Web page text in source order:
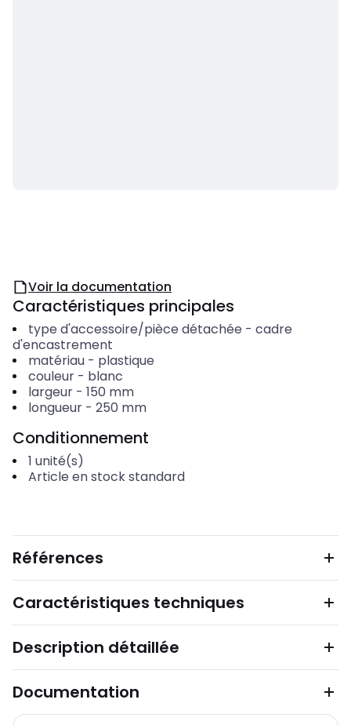
Voir la documentation
Caractéristiques principales
type d'accessoire/pièce détachée - cadre
d'encastrement
matériau- plastique
couleur- blanc
largeur- 150 mm
longueur- 250 mm
Conditionnement
1 unité(s)
Article en stock standard
Références
Caractéristiques techniques
Description détaillée
Documentation